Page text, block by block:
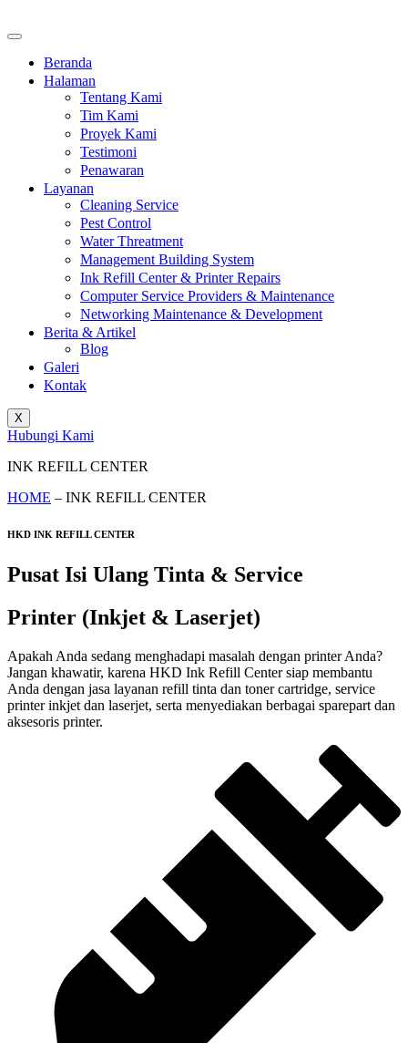
Beranda
Halaman
Tentang Kami
Tim Kami
Proyek Kami
Testimoni
Penawaran
Layanan
Cleaning Service
Pest Control
Water Threatment
Management Building System
Ink Refill Center & Printer Repairs
Computer Service Providers & Maintenance
Networking Maintenance & Development
Berita & Artikel
Blog
Galeri
Kontak
X
Hubungi Kami
INK REFILL CENTER
HOME – INK REFILL CENTER
HKD INK REFILL CENTER
Pusat Isi Ulang Tinta & Service
Printer (Inkjet & Laserjet)
Apakah Anda sedang menghadapi masalah dengan printer Anda?
Jangan khawatir, karena HKD Ink Refill Center siap membantu
Anda dengan jasa layanan refill tinta dan toner cartridge, service
printer inkjet dan laserjet, serta menyediakan berbagai sparepart dan
aksesoris printer.